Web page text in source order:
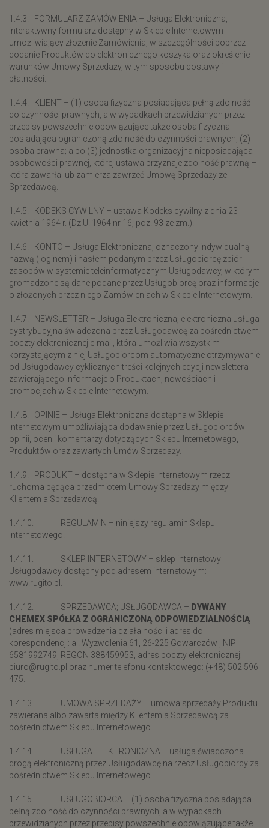
1.4.3. FORMULARZ ZAMÓWIENIA – Usługa Elektroniczna,
interaktywny formularz dostępny w Sklepie Internetowym
umożliwiający złożenie Zamówienia, w szczególności poprzez
dodanie Produktów do elektronicznego koszyka oraz określenie
warunków Umowy Sprzedaży, w tym sposobu dostawy i
płatności.
1.4.4. KLIENT – (1) osoba fizyczna posiadająca pełną zdolność
do czynności prawnych, a w wypadkach przewidzianych przez
przepisy powszechnie obowiązujące także osoba fizyczna
posiadająca ograniczoną zdolność do czynności prawnych; (2)
osoba prawna; albo (3) jednostka organizacyjna nieposiadająca
osobowości prawnej, której ustawa przyznaje zdolność prawną –
która zawarła lub zamierza zawrzeć Umowę Sprzedaży ze
Sprzedawcą.
1.4.5. KODEKS CYWILNY – ustawa Kodeks cywilny z dnia 23
kwietnia 1964 r. (Dz.U. 1964 nr 16, poz. 93 ze zm.).
1.4.6. KONTO – Usługa Elektroniczna, oznaczony indywidualną
nazwą (loginem) i hasłem podanym przez Usługobiorcę zbiór
zasobów w systemie teleinformatycznym Usługodawcy, w którym
gromadzone są dane podane przez Usługobiorcę oraz informacje
o złożonych przez niego Zamówieniach w Sklepie Internetowym.
1.4.7. NEWSLETTER – Usługa Elektroniczna, elektroniczna usługa
dystrybucyjna świadczona przez Usługodawcę za pośrednictwem
poczty elektronicznej e-mail, która umożliwia wszystkim
korzystającym z niej Usługobiorcom automatyczne otrzymywanie
od Usługodawcy cyklicznych treści kolejnych edycji newslettera
zawierającego informacje o Produktach, nowościach i
promocjach w Sklepie Internetowym.
1.4.8. OPINIE – Usługa Elektroniczna dostępna w Sklepie
Internetowym umożliwiająca dodawanie przez Usługobiorców
opinii, ocen i komentarzy dotyczących Sklepu Internetowego,
Produktów oraz zawartych Umów Sprzedaży.
1.4.9. PRODUKT – dostępna w Sklepie Internetowym rzecz
ruchoma będąca przedmiotem Umowy Sprzedaży między
Klientem a Sprzedawcą.
1.4.10. REGULAMIN – niniejszy regulamin Sklepu
Internetowego.
1.4.11. SKLEP INTERNETOWY – sklep internetowy
Usługodawcy dostępny pod adresem internetowym:
www.rugito.pl.
1.4.12. SPRZEDAWCA; USŁUGODAWCA – DYWANY
CHEMEX SPÓŁKA Z OGRANICZONĄ ODPOWIEDZIALNOŚCIĄ
(adres miejsca prowadzenia działalności i adres do
korespondencji: al. Wyzwolenia 61, 26-225 Gowarczów , NIP
6581992749, REGON 388459953, adres poczty elektronicznej:
biuro@rugito.pl oraz numer telefonu kontaktowego: (+48) 502 596
475.
1.4.13. UMOWA SPRZEDAŻY – umowa sprzedaży Produktu
zawierana albo zawarta między Klientem a Sprzedawcą za
pośrednictwem Sklepu Internetowego.
1.4.14. USŁUGA ELEKTRONICZNA – usługa świadczona
drogą elektroniczną przez Usługodawcę na rzecz Usługobiorcy za
pośrednictwem Sklepu Internetowego.
1.4.15. USŁUGOBIORCA – (1) osoba fizyczna posiadająca
pełną zdolność do czynności prawnych, a w wypadkach
przewidzianych przez przepisy powszechnie obowiązujące także